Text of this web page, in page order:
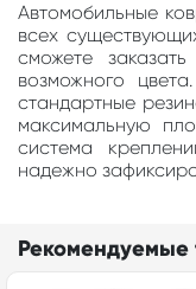
Автомобильные
всех
сможете
возможного
стандартные
максимальную
система
надежно
Рекомендуемые